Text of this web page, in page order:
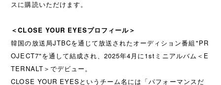
スに購読いただけます。
＜CLOSE YOUR EYESプロフィール＞
韓国の放送局JTBCを通じて放送されたオーディション番組"PR
OJECT7"を通して結成され、2025年4月に1stミニアルバム＜E
TERNALT＞でデビュー。
CLOSE YOUR EYESというチーム名には「パフォーマンスだ